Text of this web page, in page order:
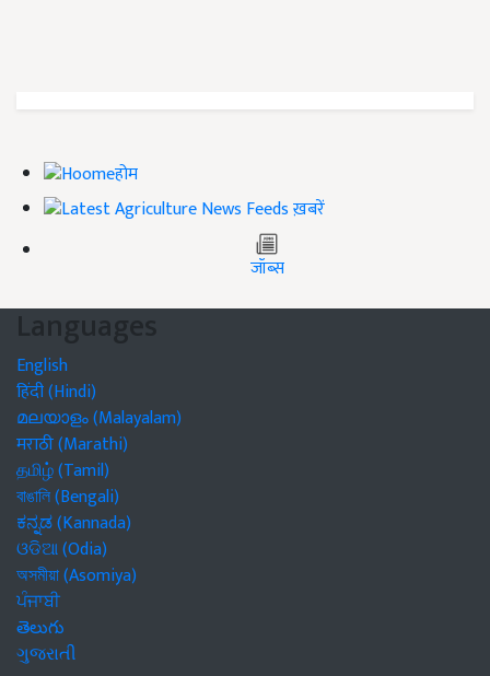
होम
ख़बरें
जॉब्स
Languages
English
हिंदी (Hindi)
മലയാളം (Malayalam)
मराठी (Marathi)
தமிழ் (Tamil)
বাঙালি (Bengali)
ಕನ್ನಡ (Kannada)
ଓଡିଆ (Odia)
অসমীয়া (Asomiya)
ਪੰਜਾਬੀ
తెలుగు
ગુજરાતી